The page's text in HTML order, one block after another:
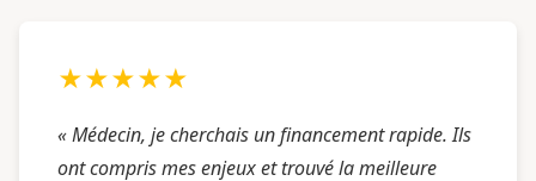
★★★★★
« Médecin, je cherchais un financement rapide. Ils
ont compris mes enjeux et trouvé la meilleure